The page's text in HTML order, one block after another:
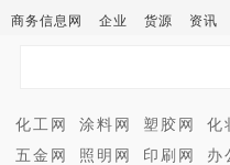
商务信息网 企业 货源 资讯
化工网 涂料网 塑胶网 化
五金网
照明网 印刷网 办